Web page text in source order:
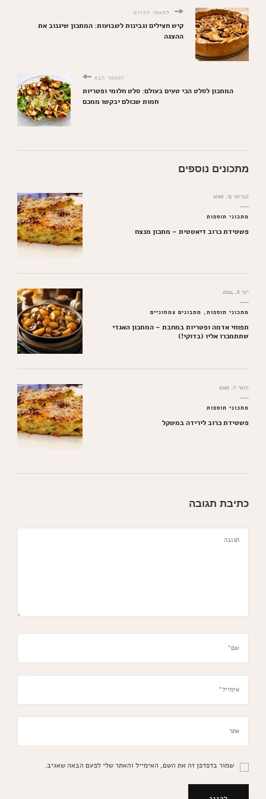
למאמר הקודם
קיש חצילים וגבינות לשבועות: המתכון שיגנוב את
ההצגה
למאמר הבא
המתכון לסלט הכי טעים בעולם: סלט חלומי ופטריות
חמות שכולם יבקשו ממכם
מתכונים נוספים
פברואר 15, 2026
מתכוני תוספות
פשטידת כרוב דיאטטית – מתכון מנצח
יוני 8, 2024
מתכוני תוספות מתכונים צמחוניים
תפוחי אדמה ופטריות במחבת – המתכון האגדי
שתתמכרו אליו (בדוקי!)
ינואר 11, 2025
מתכוני תוספות
פשטידת כרוב לירידה במשקל
כתיבת תגובה
שמור בדפדפן זה את השם, האימייל והאתר שלי לפעם הבאה שאגיב.